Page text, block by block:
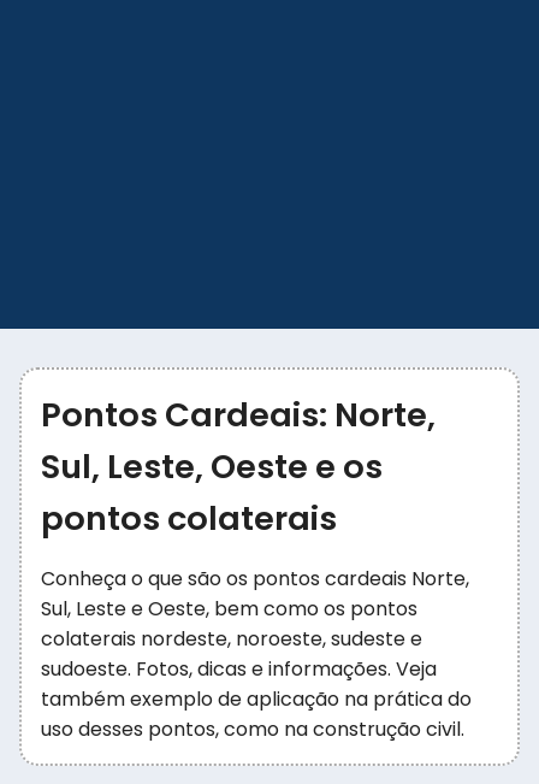
Pontos Cardeais: Norte,
Sul, Leste, Oeste e os
pontos colaterais
Conheça o que são os pontos cardeais Norte,
Sul, Leste e Oeste, bem como os pontos
colaterais nordeste, noroeste, sudeste e
sudoeste. Fotos, dicas e informações. Veja
também exemplo de aplicação na prática do
uso desses pontos, como na construção civil.